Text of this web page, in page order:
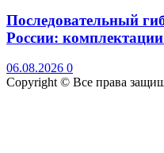
Последовательный
России:
06.08.2026 0
Copyright © Все права